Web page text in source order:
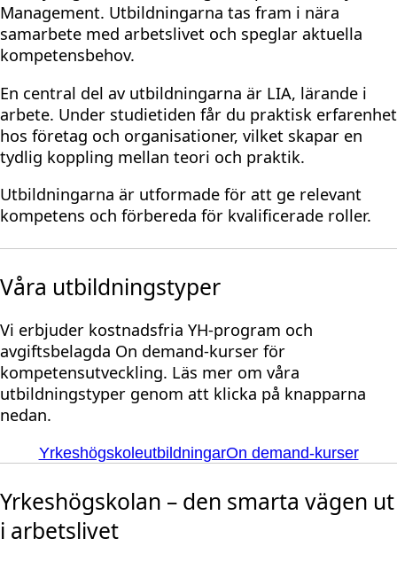
Management. Utbildningarna tas fram i nära
samarbete med arbetslivet och speglar aktuella
kompetensbehov.
En central del av utbildningarna är LIA, lärande i
arbete. Under studietiden får du praktisk erfarenhet
hos företag och organisationer, vilket skapar en
tydlig koppling mellan teori och praktik.
Utbildningarna är utformade för att ge relevant
kompetens och förbereda för kvalificerade roller.
Våra utbildningstyper
Vi erbjuder kostnadsfria YH-program och
avgiftsbelagda On demand-kurser för
kompetensutveckling. Läs mer om våra
utbildningstyper genom att klicka på knapparna
nedan.
YrkeshögskoleutbildningarOn demand-kurser
Yrkeshögskolan – den smarta vägen ut
i arbetslivet